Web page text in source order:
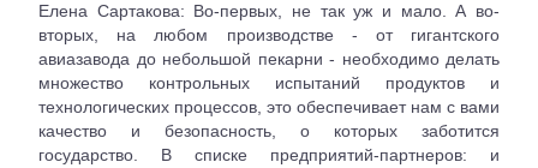
Елена Сартакова: Во-первых, не так уж и мало. А во-
вторых, на любом производстве - от гигантского
авиазавода до небольшой пекарни - необходимо делать
множество контрольных испытаний продуктов и
технологических процессов, это обеспечивает нам с вами
качество и безопасность, о которых заботится
государство. В списке предприятий-партнеров: и